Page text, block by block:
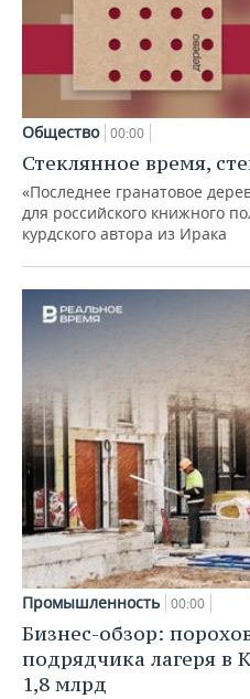
Общество 00:00
Стеклянное время,
«Последнее гранатовое
для российского книжного
курдского автора из Ирака
Промышленность 00:00
Бизнес-обзор:
подрядчика лагеря в
1,8 млрд